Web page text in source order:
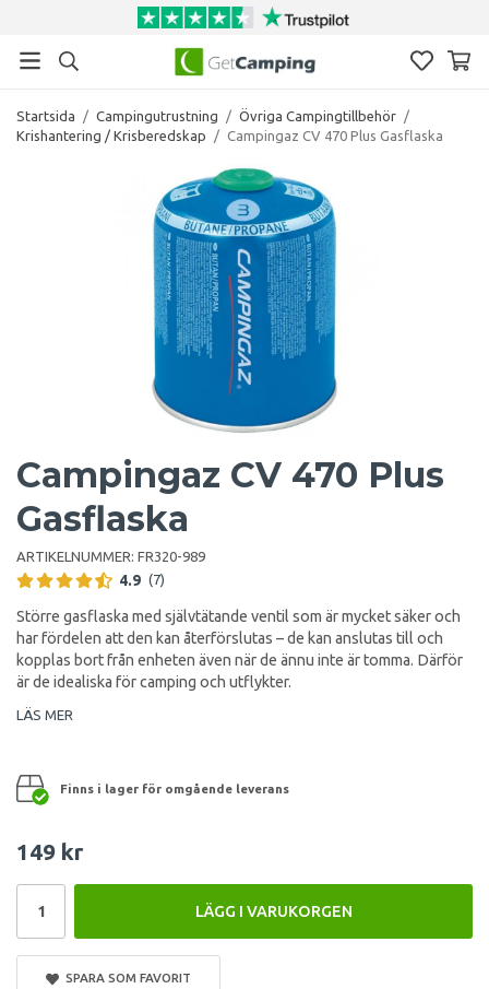
Startsida / Campingutrustning / Övriga Campingtillbehör /
Krishantering / Krisberedskap
/ Campingaz CV 470 Plus Gasflaska
Campingaz CV 470 Plus
Gasflaska
ARTIKELNUMMER: FR320-989
4.9 (7)
Större gasflaska med självtätande ventil som är mycket säker och
har fördelen att den kan återförslutas – de kan anslutas till och
kopplas bort från enheten även när de ännu inte är tomma. Därför
är de idealiska för camping och utflykter.
LÄS MER
Finns i lager för omgående leverans
149 kr
LÄGG I VARUKORGEN
SPARA SOM FAVORIT